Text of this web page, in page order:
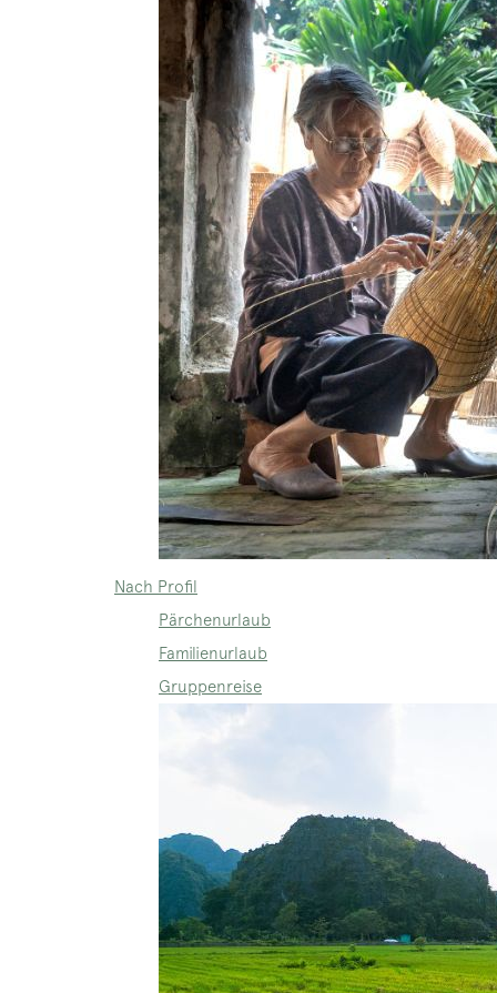
Nach Profil
Pärchenurlaub
Familienurlaub
Gruppenreise